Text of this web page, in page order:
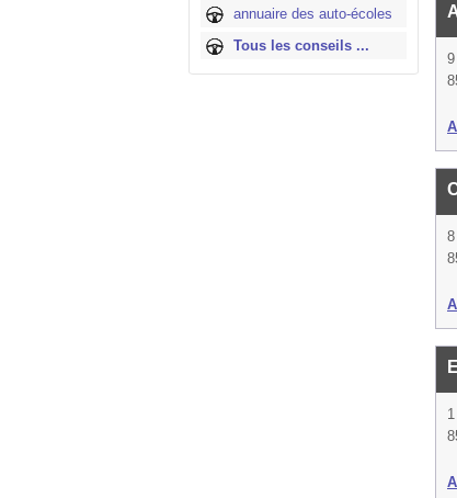
annuaire des auto-écoles
Tous les conseils ...